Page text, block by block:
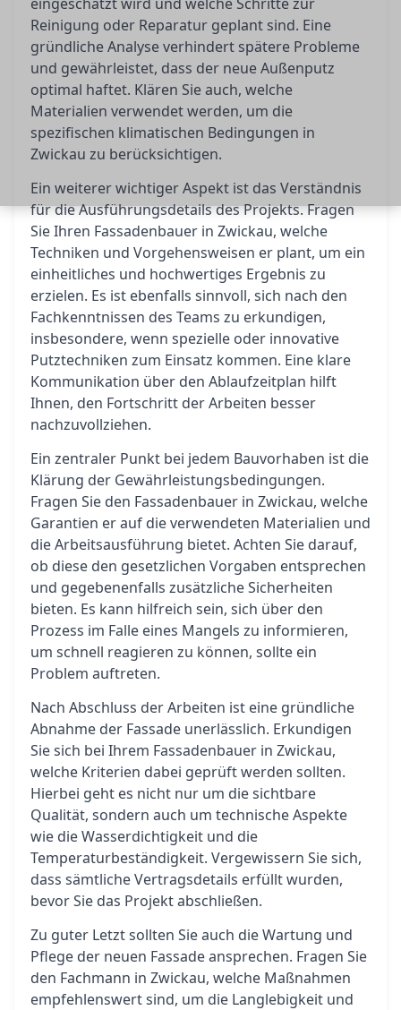
Reinigung oder Reparatur geplant sind. Eine
gründliche Analyse verhindert spätere Probleme
und gewährleistet, dass der neue Außenputz
optimal haftet. Klären Sie auch, welche
Materialien verwendet werden, um die
spezifischen klimatischen Bedingungen in
Zwickau zu berücksichtigen.
Ein weiterer wichtiger Aspekt ist das Verständnis
für die Ausführungsdetails des Projekts. Fragen
Sie Ihren Fassadenbauer in Zwickau, welche
Techniken und Vorgehensweisen er plant, um ein
einheitliches und hochwertiges Ergebnis zu
erzielen. Es ist ebenfalls sinnvoll, sich nach den
Fachkenntnissen des Teams zu erkundigen,
insbesondere, wenn spezielle oder innovative
Putztechniken zum Einsatz kommen. Eine klare
Kommunikation über den Ablaufzeitplan hilft
Ihnen, den Fortschritt der Arbeiten besser
nachzuvollziehen.
Ein zentraler Punkt bei jedem Bauvorhaben ist die
Klärung der Gewährleistungsbedingungen.
Fragen Sie den Fassadenbauer in Zwickau, welche
Garantien er auf die verwendeten Materialien und
die Arbeitsausführung bietet. Achten Sie darauf,
ob diese den gesetzlichen Vorgaben entsprechen
und gegebenenfalls zusätzliche Sicherheiten
bieten. Es kann hilfreich sein, sich über den
Prozess im Falle eines Mangels zu informieren,
um schnell reagieren zu können, sollte ein
Problem auftreten.
Nach Abschluss der Arbeiten ist eine gründliche
Abnahme der Fassade unerlässlich. Erkundigen
Sie sich bei Ihrem Fassadenbauer in Zwickau,
welche Kriterien dabei geprüft werden sollten.
Hierbei geht es nicht nur um die sichtbare
Qualität, sondern auch um technische Aspekte
wie die Wasserdichtigkeit und die
Temperaturbeständigkeit. Vergewissern Sie sich,
dass sämtliche Vertragsdetails erfüllt wurden,
bevor Sie das Projekt abschließen.
Zu guter Letzt sollten Sie auch die Wartung und
Pflege der neuen Fassade ansprechen. Fragen Sie
den Fachmann in Zwickau, welche Maßnahmen
empfehlenswert sind, um die Langlebigkeit und